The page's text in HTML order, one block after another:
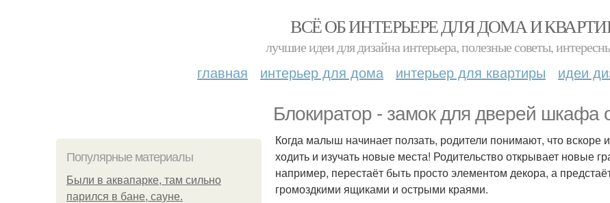
ВСЁ ОБ ИНТЕРЬЕРЕ ДЛЯ ДОМА И
лучшие идеи для дизайна интерьера, полезные советы,
главная интерьер для дома интерьер для квартиры идеи
Блокиратор - замок для дверей шкафа
Популярные материалы
Были в аквапарке, там сильно
парился в бане, сауне.
Когда малыш начинает ползать, родители понимают, что вскоре
ходить и изучать новые места! Родительство открывает новые
например, перестаёт быть просто элементом декора, а
громоздкими ящиками и острыми краями.